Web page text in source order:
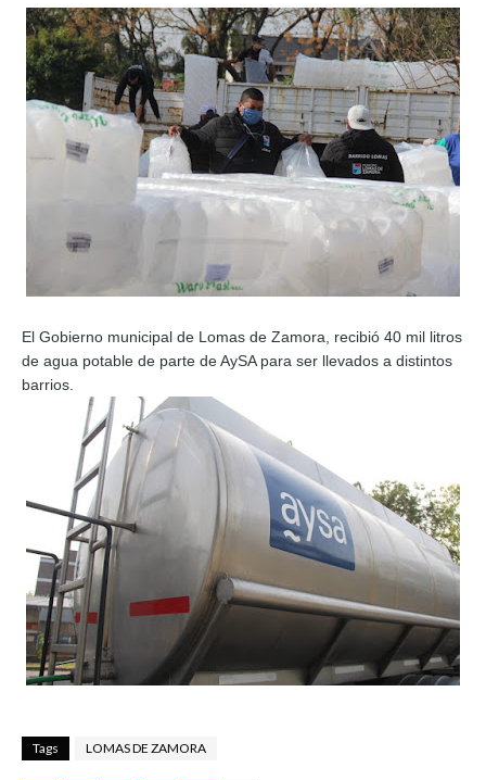
El Gobierno municipal de Lomas de Zamora, recibió 40 mil litros
de agua potable de parte de AySA para ser llevados a distintos
barrios.
Tags LOMAS DE ZAMORA